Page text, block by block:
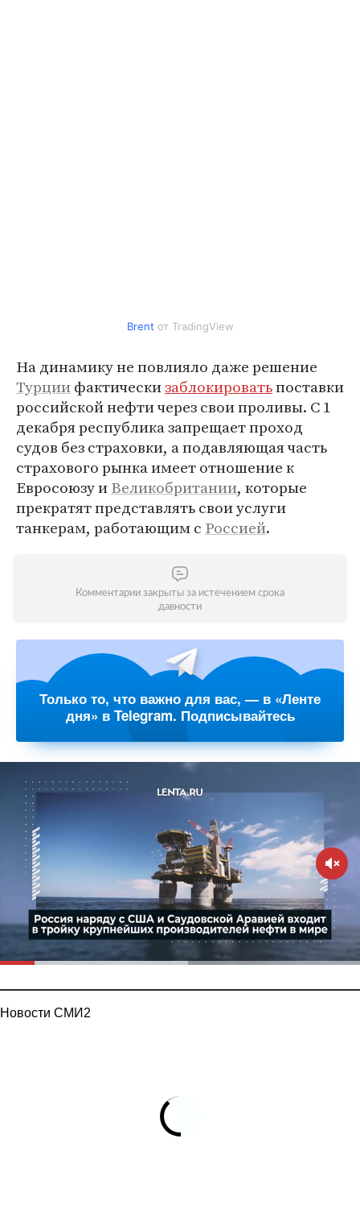
Brent от TradingView
На динамику не повлияло даже решение
Турциифактическизаблокироватьпоставки
российской нефти через свои проливы. С 1
декабря республика запрещает проход
судов без страховки, а подавляющая часть
страхового рынка имеет отношение к
Евросоюзу иВеликобритании, которые
прекратят представлять свои услуги
танкерам, работающим с Россией.
Комментарии закрыты за истечением срока
давности
Только то, что важно для вас, — в «Ленте
дня» в Telegram. Подписывайтесь
Новости СМИ2